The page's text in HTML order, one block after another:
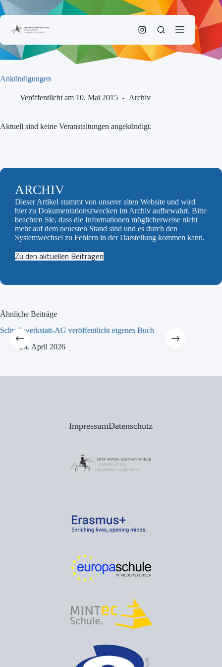
Zum
Inhalt
Ankündigungen
Veröffentlicht am 10. Mai 2015 Archiv
Aktuell sind keine Veranstaltungen angekündigt.
ARCHIV
Dieser Artikel stammt von unserer alten Website und wird
hier zu Dokumentationszwecken im Archiv aufbewahrt. Bitte
beachten Sie, dass die Informationen möglicherweise nicht
mehr auf dem neuesten Stand sind und es durch den
Systemwechsel zu Fehlern in der Darstellung kommen kann.
Zu den aktuellen Beiträgen
Ähnliche Beiträge
Schreibwerkstatt-AG veröffentlicht eigenes Buch
24. April 2026
ImpressumDatenschutz